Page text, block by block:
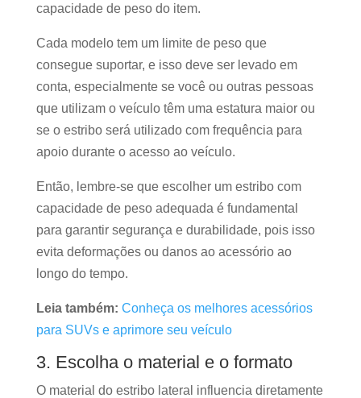
capacidade de peso do item.
Cada modelo tem um limite de peso que
consegue suportar, e isso deve ser levado em
conta, especialmente se você ou outras pessoas
que utilizam o veículo têm uma estatura maior ou
se o estribo será utilizado com frequência para
apoio durante o acesso ao veículo.
Então, lembre-se que escolher um estribo com
capacidade de peso adequada é fundamental
para garantir segurança e durabilidade, pois isso
evita deformações ou danos ao acessório ao
longo do tempo.
Leia também: Conheça os melhores acessórios
para SUVs e aprimore seu veículo
3. Escolha o material e o formato
O material do estribo lateral influencia diretamente